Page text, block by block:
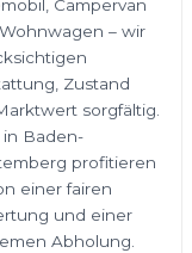
Campervan
– wir
Zustand
sorgfältig.
Baden-
profitieren
einer fairen
und einer
Abholung.